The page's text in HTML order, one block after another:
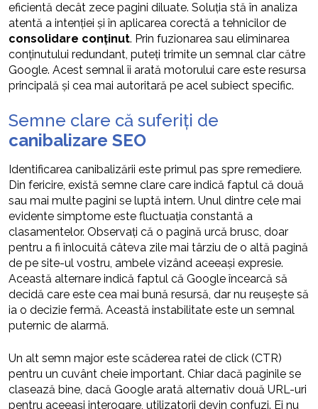
eficientă decât zece pagini diluate. Soluția stă în analiza
atentă a intenției și în aplicarea corectă a tehnicilor de
consolidare conținut. Prin fuzionarea sau eliminarea
conținutului redundant, puteți trimite un semnal clar către
Google. Acest semnal îi arată motorului care este resursa
principală și cea mai autoritară pe acel subiect specific.
Semne clare că suferiți de
canibalizare SEO
Identificarea canibalizării este primul pas spre remediere.
Din fericire, există semne clare care indică faptul că două
sau mai multe pagini se luptă intern. Unul dintre cele mai
evidente simptome este fluctuația constantă a
clasamentelor. Observați că o pagină urcă brusc, doar
pentru a fi înlocuită câteva zile mai târziu de o altă pagină
de pe site-ul vostru, ambele vizând aceeași expresie.
Această alternare indică faptul că Google încearcă să
decidă care este cea mai bună resursă, dar nu reușește să
ia o decizie fermă. Această instabilitate este un semnal
puternic de alarmă.
Un alt semn major este scăderea ratei de click (CTR)
pentru un cuvânt cheie important. Chiar dacă paginile se
clasează bine, dacă Google arată alternativ două URL-uri
pentru aceeași interogare, utilizatorii devin confuzi. Ei nu